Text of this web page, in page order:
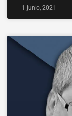
1 junio, 2021